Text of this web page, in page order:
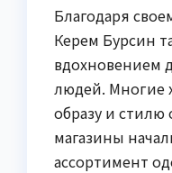
Благодаря
Керем Бурсин
вдохновением
людей. Многие
образу и
магазины
ассортимент